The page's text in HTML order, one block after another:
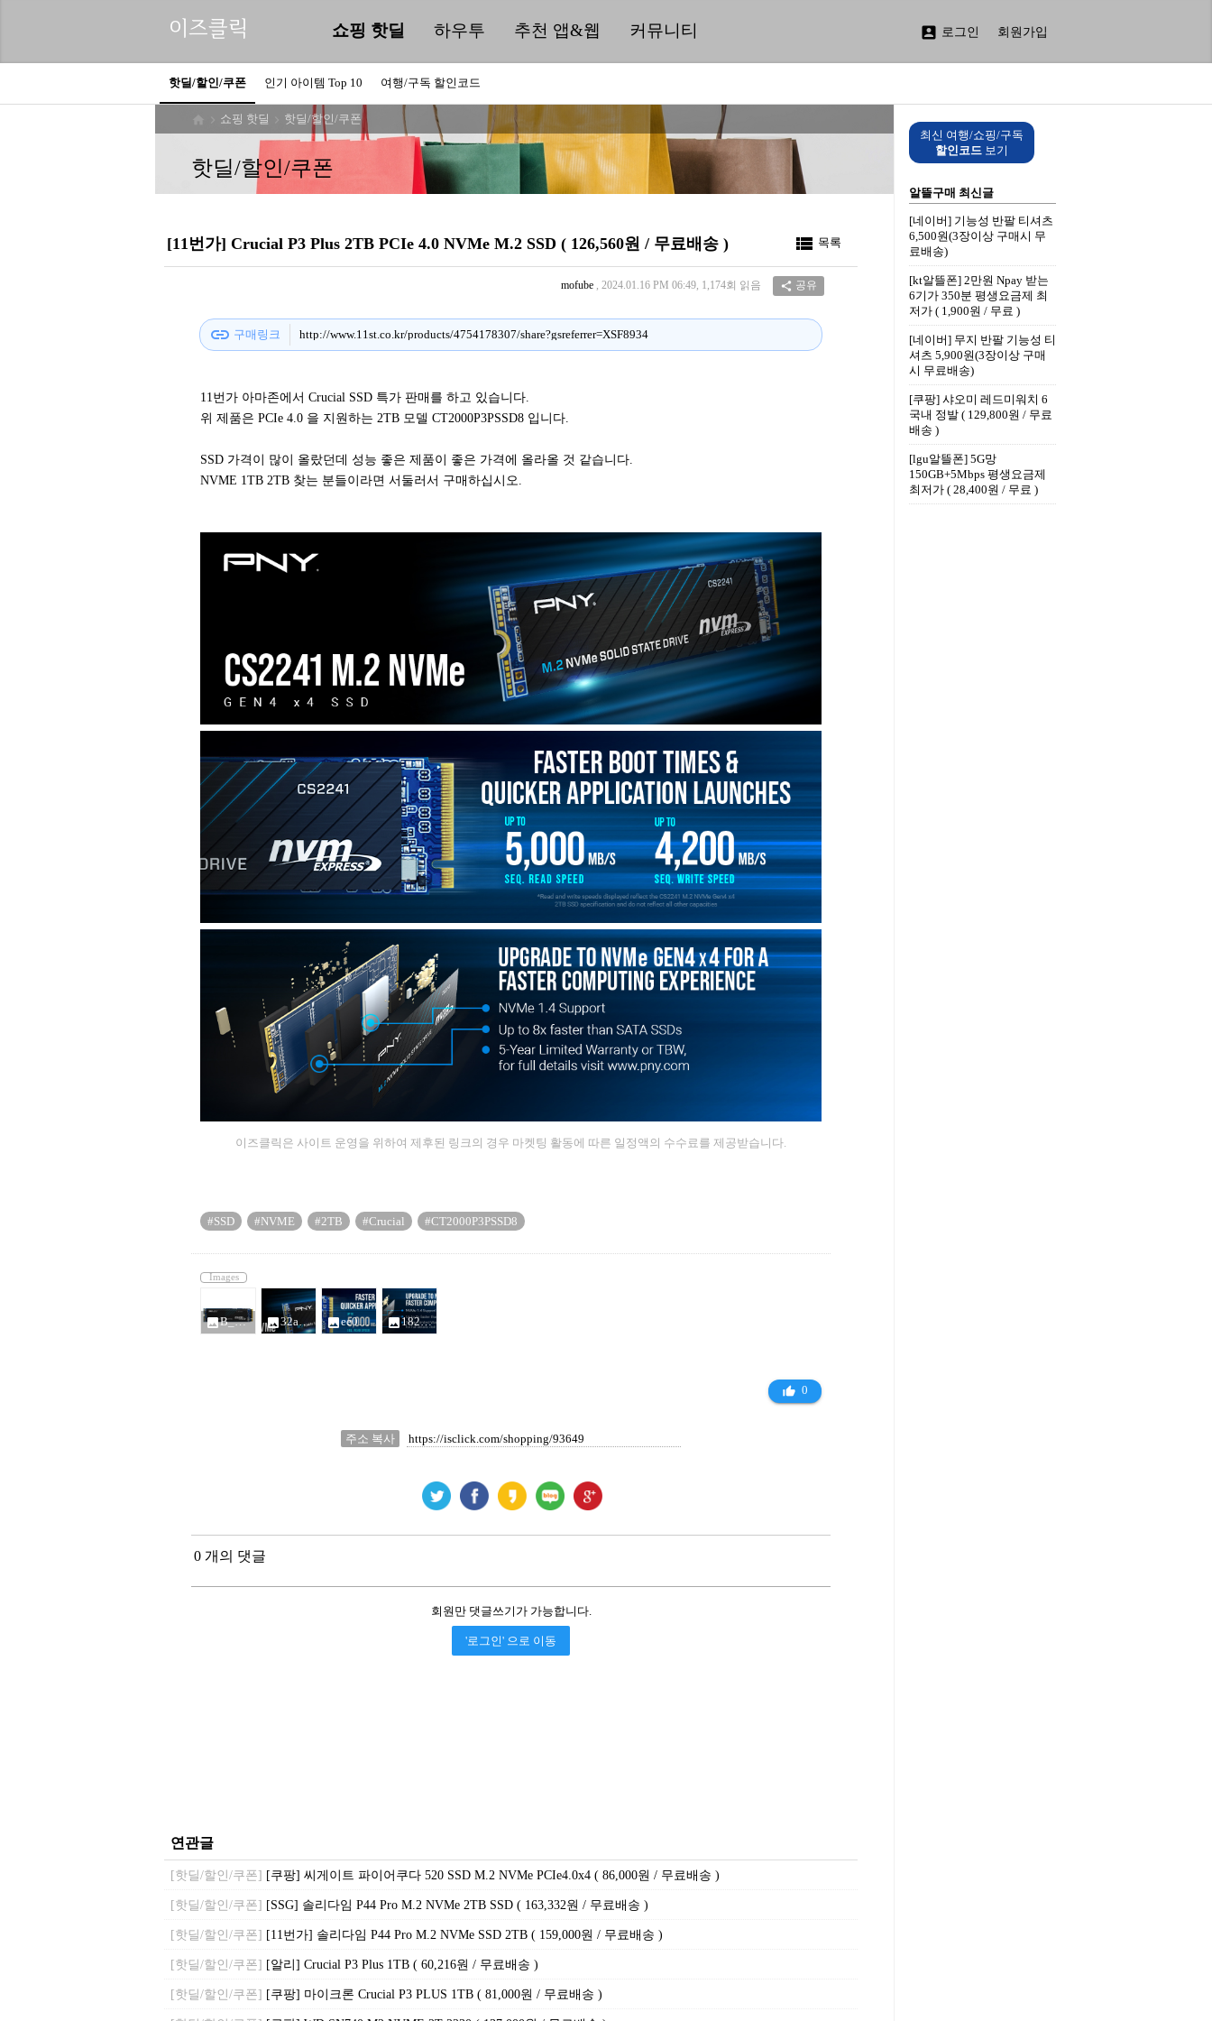
이즈클릭 쇼핑 핫딜 하우투 추천 앱&웹 커뮤니티  로그인 회원가입
핫딜/할인/쿠폰 인기 아이템 Top 10 여행/구독 할인코드
쇼핑 핫딜 핫딜/할인/쿠폰
핫딜/할인/쿠폰
[11번가] Crucial P3 Plus 2TB PCIe 4.0 NVMe M.2 SSD ( 126,560원 / 무료배송 )  목록
mofube , 2024.01.16 PM 06:49, 1,174회 읽음  공유
link 구매링크 http://www.11st.co.kr/products/4754178307/share?gsreferrer=XSF8934
11번가 아마존에서 Crucial SSD 특가 판매를 하고 있습니다.
위 제품은 PCIe 4.0 을 지원하는 2TB 모델 CT2000P3PSSD8 입니다.
SSD 가격이 많이 올랐던데 성능 좋은 제품이 좋은 가격에 올라올 것 같습니다.
NVME 1TB 2TB 찾는 분들이라면 서둘러서 구매하십시오.
이즈클릭은 사이트 운영을 위하여 제후된 링크의 경우 마켓팅 활동에 따른 일정액의 수수료를 제공받습니다.
#SSD #NVME #2TB #Crucial #CT2000P3PSSD8
Images
photoB_10899959.jpg photo32acf7d5-63ee-4aa4-bae9-14d5d6683c62_10899526.jpg photoee021f50-eadf-4071-8e91-2d12381b800f_10899526.jpg photo1823b16b-add3-460f-8d78-1e21cd21f472_10899526.jpg
thumb_up_alt 0
주소 복사
0 개의 댓글
회원만 댓글쓰기가 가능합니다.
'로그인' 으로 이동
연관글
[핫딜/할인/쿠폰] [쿠팡] 씨게이트 파이어쿠다 520 SSD M.2 NVMe PCIe4.0x4 ( 86,000원 / 무료배송 )
[핫딜/할인/쿠폰] [SSG] 솔리다임 P44 Pro M.2 NVMe 2TB SSD ( 163,332원 / 무료배송 )
[핫딜/할인/쿠폰] [11번가] 솔리다임 P44 Pro M.2 NVMe SSD 2TB ( 159,000원 / 무료배송 )
[핫딜/할인/쿠폰] [알리] Crucial P3 Plus 1TB ( 60,216원 / 무료배송 )
[핫딜/할인/쿠폰] [쿠팡] 마이크론 Crucial P3 PLUS 1TB ( 81,000원 / 무료배송 )
최신 여행/쇼핑/구독
할인코드보기
알뜰구매 최신글
[네이버] 기능성 반팔 티셔츠
6,500원(3장이상 구매시 무
료배송)
[kt알뜰폰] 2만원 Npay 받는
6기가 350분 평생요금제 최
저가 ( 1,900원 / 무료 )
[네이버] 무지 반팔 기능성 티
셔츠 5,900원(3장이상 구매
시 무료배송)
[쿠팡] 샤오미 레드미워치 6
국내 정발 ( 129,800원 / 무료
배송 )
[lgu알뜰폰] 5G망
150GB+5Mbps 평생요금제
최저가 ( 28,400원 / 무료 )